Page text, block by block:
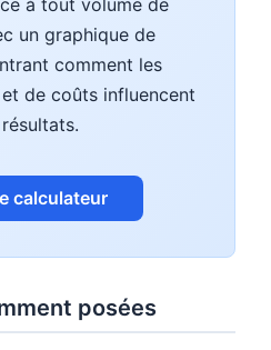
à tout volume de
un graphique de
comment les
de coûts influencent
calculateur
posées